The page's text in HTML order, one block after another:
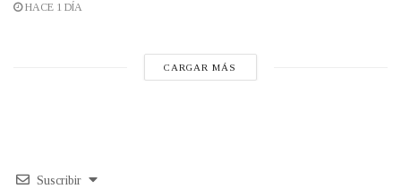
HACE 1 DÍA
CARGAR MÁS
Suscribir